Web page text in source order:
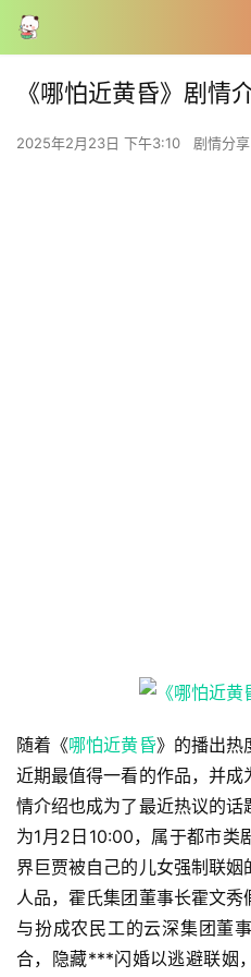
《哪怕近黄昏》剧情
2025年2月23日 下午3:10 剧情分享
随着《哪怕近黄昏》的播出热
近期最值得一看的作品，并成
情介绍也成为了最近热议的
为1月2日10:00，属于都市类
界巨贾被自己的儿女强制联
人品，霍氏集团董事长霍文
与扮成农民工的云深集团董
合，隐藏***闪婚以逃避联姻